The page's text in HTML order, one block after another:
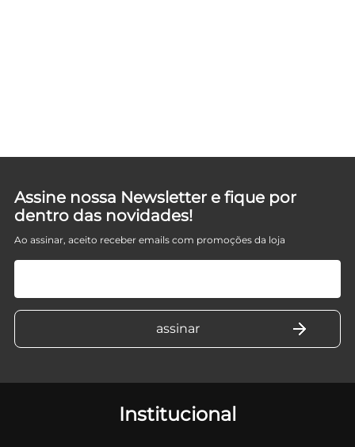
Assine nossa Newsletter e fique por
dentro das novidades!
Ao assinar, aceito receber emails com promoções da loja
Institucional